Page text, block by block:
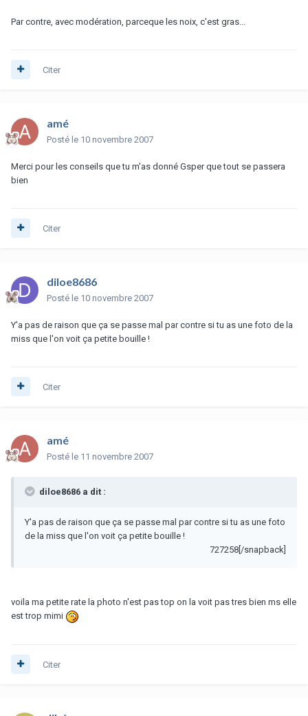
Par contre, avec modération, parceque les noix, c'est gras...
Citer
amé
Posté le 10 novembre 2007
Merci pour les conseils que tu m'as donné Gsper que tout se passera
bien
Citer
diloe8686
Posté le 10 novembre 2007
Y'a pas de raison que ça se passe mal par contre si tu as une foto de la
miss que l'on voit ça petite bouille !
Citer
amé
Posté le 11 novembre 2007
diloe8686 a dit :
Y'a pas de raison que ça se passe mal par contre si tu as une foto
de la miss que l'on voit ça petite bouille !
727258[/snapback]
voila ma petite rate la photo n'est pas top on la voit pas tres bien ms elle
est trop mimi
Citer